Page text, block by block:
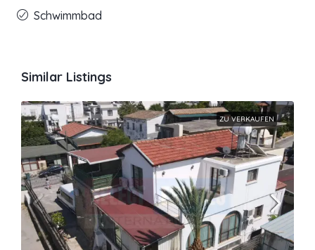
Schwimmbad
Similar Listings
ZU VERKAUFEN